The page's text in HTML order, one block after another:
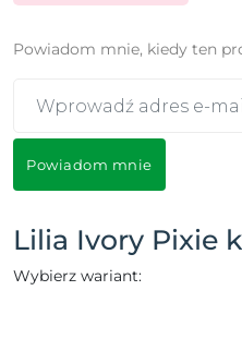
Powiadom mnie, kiedy ten
Powiadom mnie
Lilia Ivory Pixie
Wybierz wariant: